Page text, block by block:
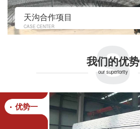
天沟合作项目
CASE CENTER s
我们的优势
our superiority
优势一